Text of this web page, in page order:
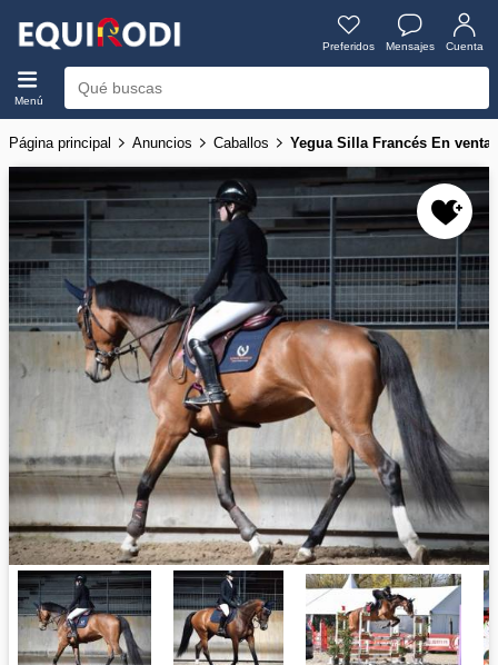
Preferidos Mensajes Cuenta
Menú
Página principal Anuncios Caballos Yegua Silla Francés En venta